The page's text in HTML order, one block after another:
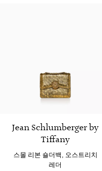
Jean Schlumberger by
Tiffany
스몰 리본 숄더백, 오스트리치
레더